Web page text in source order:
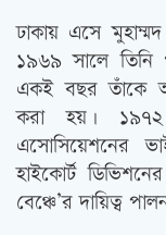
ঢাকায় এসে
১৯৬৯ সালে তিনি
একই বছর তাঁকে
করা হয়। ১৯৭২
এসোসিয়েশনের
হাইকোর্ট
বেঞ্চে’র দায়িত্ব